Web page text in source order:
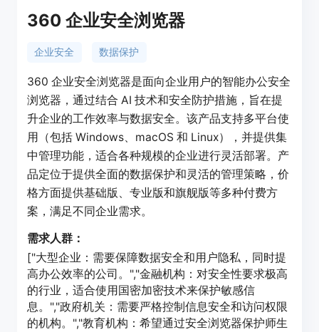
360 企业安全浏览器
企业安全 数据保护
360 企业安全浏览器是面向企业用户的智能办公安全
浏览器，通过结合 AI 技术和安全防护措施，旨在提
升企业的工作效率与数据安全。该产品支持多平台使
用（包括 Windows、macOS 和 Linux），并提供集
中管理功能，适合各种规模的企业进行灵活部署。产
品定位于提供全面的数据保护和灵活的管理策略，价
格方面提供基础版、专业版和旗舰版等多种付费方
案，满足不同企业需求。
需求人群：
["大型企业：需要保障数据安全和用户隐私，同时提
高办公效率的公司。","金融机构：对安全性要求极高
的行业，适合使用国密加密技术来保护敏感信
息。","政府机关：需要严格控制信息安全和访问权限
的机构。","教育机构：希望通过安全浏览器保护师生